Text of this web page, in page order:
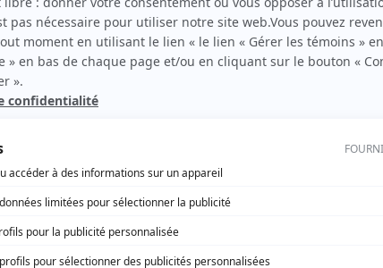
carbure à son petit écran. Celui qu’on surnomme parfois «l’encyclopédie de
2001. Sa spécialité: la télé québécoise. On peut l’entendre régulièrement